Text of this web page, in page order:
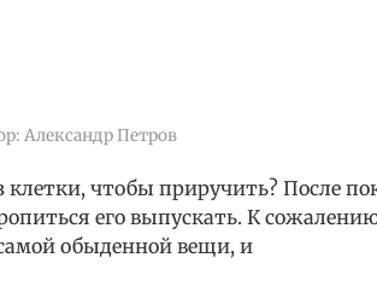
Александр Петров
чтобы приручить? После
его выпускать. К
обыденной вещи, и